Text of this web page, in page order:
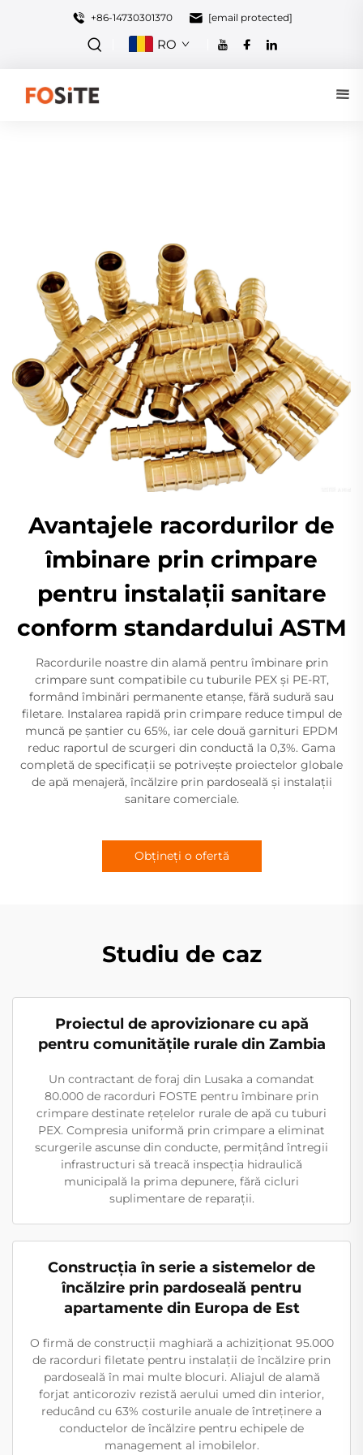
+86-14730301370 [email protected]
RO
Avantajele racordurilor de
îmbinare prin crimpare
pentru instalații sanitare
conform standardului ASTM
Racordurile noastre din alamă pentru îmbinare prin
crimpare sunt compatibile cu tuburile PEX și PE-RT,
formând îmbinări permanente etanșe, fără sudură sau
filetare. Instalarea rapidă prin crimpare reduce timpul de
muncă pe șantier cu 65%, iar cele două garnituri EPDM
reduc raportul de scurgeri din conductă la 0,3%. Gama
completă de specificații se potrivește proiectelor globale
de apă menajeră, încălzire prin pardoseală și instalații
sanitare comerciale.
Obțineți o ofertă
Studiu de caz
Proiectul de aprovizionare cu apă
pentru comunitățile rurale din Zambia
Un contractant de foraj din Lusaka a comandat
80.000 de racorduri FOSTE pentru îmbinare prin
crimpare destinate rețelelor rurale de apă cu tuburi
PEX. Compresia uniformă prin crimpare a eliminat
scurgerile ascunse din conducte, permițând întregii
infrastructuri să treacă inspecția hidraulică
municipală la prima depunere, fără cicluri
suplimentare de reparații.
Construcția în serie a sistemelor de
încălzire prin pardoseală pentru
apartamente din Europa de Est
O firmă de construcții maghiară a achiziționat 95.000
de racorduri filetate pentru instalații de încălzire prin
pardoseală în mai multe blocuri. Aliajul de alamă
forjat anticoroziv rezistă aerului umed din interior,
reducând cu 63% costurile anuale de întreținere a
conductelor de încălzire pentru echipele de
management al imobilelor.